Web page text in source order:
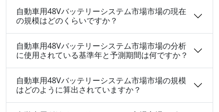
自動車用48Vバッテリーシステム市場市場の現在
の規模はどのくらいですか？
自動車用48Vバッテリーシステム市場市場の分析
に使用されている基準年と予測期間は何ですか？
自動車用48Vバッテリーシステム市場市場の規模
はどのように算出されていますか？